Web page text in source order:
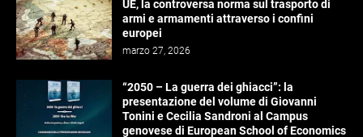
UE, la controversa norma sul trasporto di
armi e armamenti attraverso i confini
europei
marzo 27, 2026
“2050 – La guerra dei ghiacci”: la
presentazione del volume di Giovanni
Tonini e Cecilia Sandroni al Campus
genovese di European School of Economics